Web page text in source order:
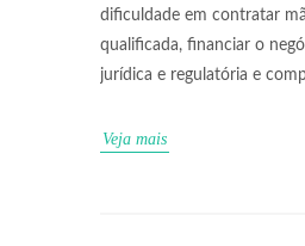
dificuldade em contratar
qualificada, financiar o
jurídica e regulatória e
Veja mais